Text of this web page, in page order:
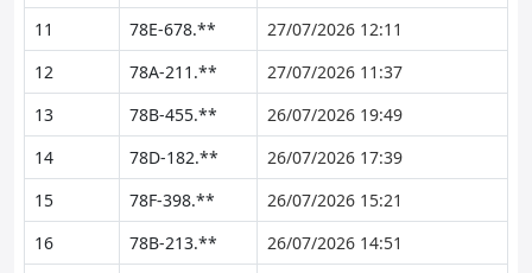
11
78E-678.**
27/07/2026 12:11
12
78A-211.**
27/07/2026 11:37
13
78B-455.**
26/07/2026 19:49
14
78D-182.**
26/07/2026 17:39
15
78F-398.**
26/07/2026 15:21
16
78B-213.**
26/07/2026 14:51